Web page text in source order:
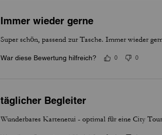
Immer wieder gerne
Super schön, passend zur Tasche. Immer wieder
War diese Bewertung hilfreich? 0 0
täglicher Begleiter
Wunderbares Kartenetui - optimal für eine City